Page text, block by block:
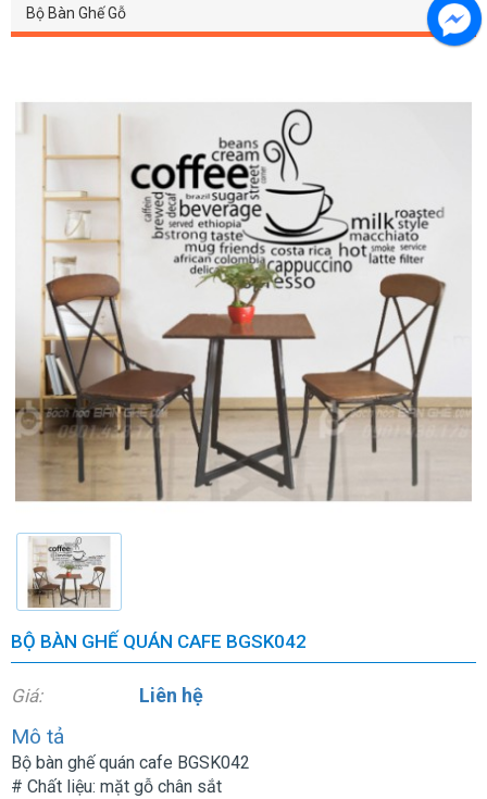
Bộ Bàn Ghế Gỗ
BỘ BÀN GHẾ QUÁN CAFE BGSK042
Giá: Liên hệ
Mô tả
Bộ bàn ghế quán cafe BGSK042
# Chất liệu: mặt gỗ chân sắt